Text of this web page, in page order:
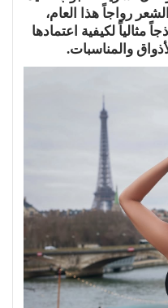
رواجاً هذا العام،
مثالياً لكيفية اعتمادها
والمناسبات.